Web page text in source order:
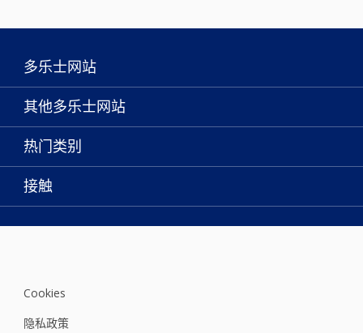
多乐士网站
关于我们
联系我们
查找店铺
绿色工厂
其他多乐士网站
焕新服务
多乐士专业
天猫官方旗舰店
拼多多官方旗舰店
热门类别
颜色
产品
创意灵感
接触
Cookies
隐私政策